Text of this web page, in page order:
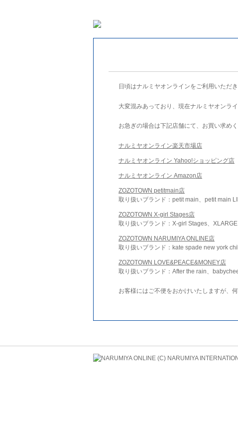
日頃はナルミヤオンラインをご利用いただ
大変混みあっており、現在ナルミヤオンラ
お急ぎの場合は下記店舗にて、お買い求めく
ナルミヤオンライン楽天市場店
ナルミヤオンライン Yahoo!ショッピング店
ナルミヤオンライン Amazon店
ZOZOTOWN petitmain店
取り扱いブランド：petit main、petit main
ZOZOTOWN X-girl Stages店
取り扱いブランド：X-girl Stages、
ZOZOTOWN NARUMIYA ONLINE店
取り扱いブランド：kate spade new york
ZOZOTOWN LOVE&PEACE&MONEY店
取り扱いブランド：After the rain、
お客様にはご不便をおかけいたしますが、